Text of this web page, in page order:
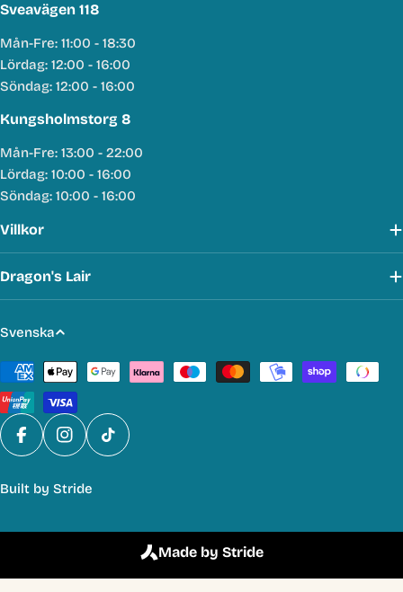
Sveavägen 118
Mån-Fre: 11:00 - 18:30
Lördag: 12:00 - 16:00
Söndag: 12:00 - 16:00
Kungsholmstorg 8
Mån-Fre: 13:00 - 22:00
Lördag: 10:00 - 16:00
Söndag: 10:00 - 16:00
Villkor
Dragon's Lair
S
p
r
å
k
Svenska
Betalmetoder
FacebookInstagram
TikTok
Built by Stride
Made by Stride